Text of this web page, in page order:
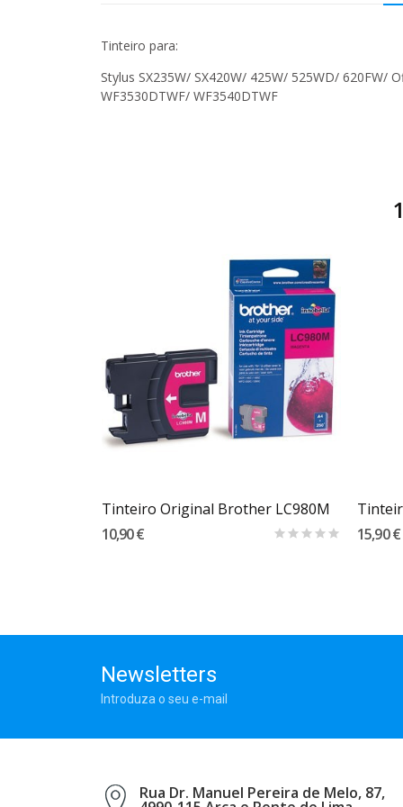
Tinteiro para:
Stylus SX235W/ SX420W/ 425W/ 525WD/ 620FW/
WF3530DTWF/ WF3540DTWF
Tinteiro Original Brother LC980M
10,90 €
15,90 €
Newsletters
Introduza o seu e-mail
Rua Dr. Manuel Pereira de Melo, 87,